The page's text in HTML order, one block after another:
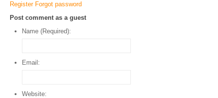
Register Forgot password
Post comment as a guest
Name (Required):
Email:
Website: